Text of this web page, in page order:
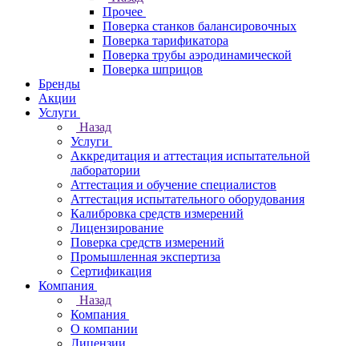
Прочее
Поверка станков балансировочных
Поверка тарификатора
Поверка трубы аэродинамической
Поверка шприцов
Бренды
Акции
Услуги
Назад
Услуги
Аккредитация и аттестация испытательной
лаборатории
Аттестация и обучение специалистов
Аттестация испытательного оборудования
Калибровка средств измерений
Лицензирование
Поверка средств измерений
Промышленная экспертиза
Сертификация
Компания
Назад
Компания
О компании
Лицензии